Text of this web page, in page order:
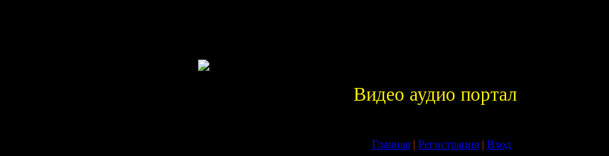
Видео аудио портал
Главная| Регистрация| Вход